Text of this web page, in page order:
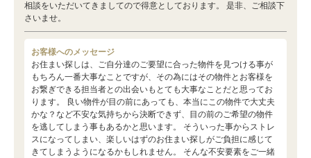
相談をいただいてきましてので得意としております。 是非、ご相談下
さいませ。
お客様へのメッセージ
お住まい探しは、ご自分達のご要望に合った物件を見つける事が
もちろん一番大事なことですが、その為にはその物件とお客様を
お繋ぎできる担当者との出会いもとても大事なことだと思ってお
ります。 良い物件が目の前にあっても、本当にこの物件で大丈夫
かな？など不安な気持ちから決断できず、目の前のご希望の物件
を逃してしまう事もあるかと思います。 そういった事からストレ
スになってしまい、楽しいはずのお住まい探しがご負担に感じて
きてしまうようになるかもしれません。 そんな不安要素をご一緒